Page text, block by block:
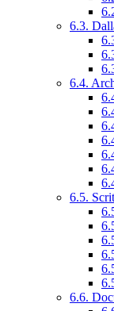
6.3.
6.4.
6.5.
6.6.